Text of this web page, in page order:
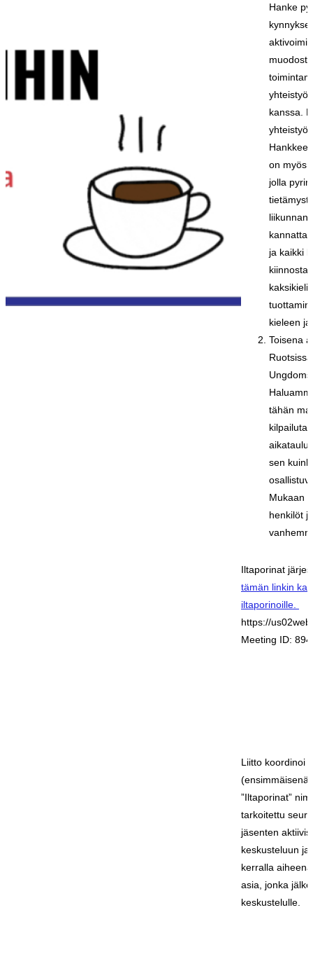
Hanke
kanssa.
on myös
jolla
liikunnan
ja kaikki
kieleen
Toisena
tähän
sen
Mukaan
henkilöt
Iltaporinat
tämän linkin
iltaporinoille.
https://
Meeting ID:
Liitto koordinoi
”Iltaporinat”
tarkoitettu
jäsenten
keskusteluun
kerralla
asia, jonka
keskustelulle.